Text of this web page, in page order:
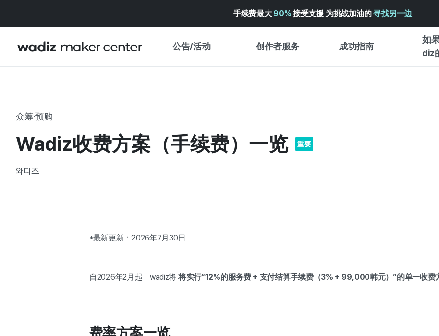
手续费最大 90% 接受支援 为挑战加油的寻找另一边
公告/活动 创作者服务 成功指南
如
diz
特展日历
WADIZ 奖励 ↗︎
创作型
众筹·预购
Wadiz收费方案（手续费）一览 重要
와디즈
*最新更新：2026年7月30日
自2026年2月起，wadiz将将实行“12%的服务费 + 支付结算手续费（3% + 99,000韩元）”的单一收费
费率方案一览